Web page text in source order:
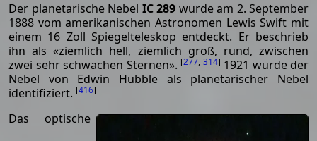
Der planetarische Nebel IC 289 wurde am 2. September
1888 vom amerikanischen Astronomen Lewis Swift mit
einem 16 Zoll Spiegelteleskop entdeckt. Er beschrieb
ihn als «ziemlich hell, ziemlich groß, rund, zwischen
zwei sehr schwachen Sternen». [277, 314] 1921 wurde der
Nebel von Edwin Hubble als planetarischer Nebel
identifiziert. [416]
Das optische